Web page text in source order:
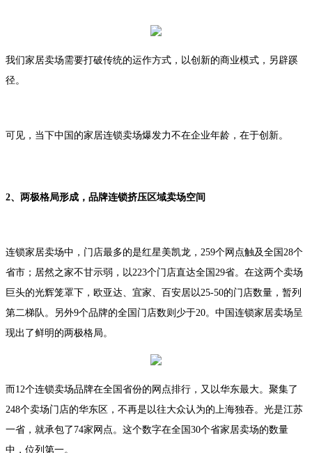
我们家居卖场需要打破传统的运作方式，以创新的商业模式，另辟蹊
径。
可见，当下中国的家居连锁卖场爆发力不在企业年龄，在于创新。
2、两极格局形成，品牌连锁挤压区域卖场空间
连锁家居卖场中，门店最多的是红星美凯龙，259个网点触及全国28个
省市；居然之家不甘示弱，以223个门店直达全国29省。在这两个卖场
巨头的光辉笼罩下，欧亚达、宜家、百安居以25-50的门店数量，暂列
第二梯队。另外9个品牌的全国门店数则少于20。中国连锁家居卖场呈
现出了鲜明的两极格局。
而12个连锁卖场品牌在全国省份的网点排行，又以华东最大。聚集了
248个卖场门店的华东区，不再是以往大众认为的上海独吞。光是江苏
一省，就承包了74家网点。这个数字在全国30个省家居卖场的数量
中，位列第一。